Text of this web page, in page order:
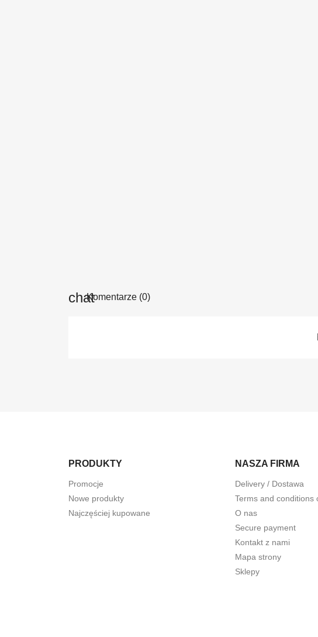
Komentarze (0)
PRODUKTY
Promocje
Nowe produkty
Najczęściej kupowane
NASZA FIRMA
Delivery / Dostawa
Terms and conditions
O nas
Secure payment
Kontakt z nami
Mapa strony
Sklepy